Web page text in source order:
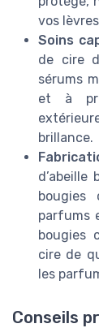
vos
Soins
de cire
sérums
et à
brillance.
bougies
parfums
bougies
cire de
les
Conseils